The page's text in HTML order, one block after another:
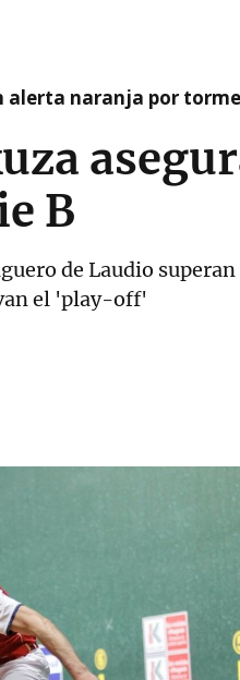
alerta naranja por
B
de Laudio
el 'play-off'